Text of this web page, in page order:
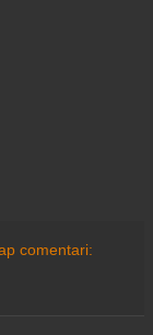
comentari: